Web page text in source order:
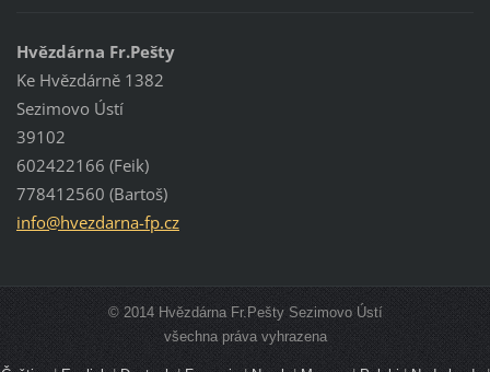
Hvězdárna Fr.Pešty
Ke Hvězdárně 1382
Sezimovo Ústí
39102
602422166 (Feik)
778412560 (Bartoš)
info@hvezdarna-fp.cz
© 2014 Hvězdárna Fr.Pešty Sezimovo Ústí
všechna práva vyhrazena